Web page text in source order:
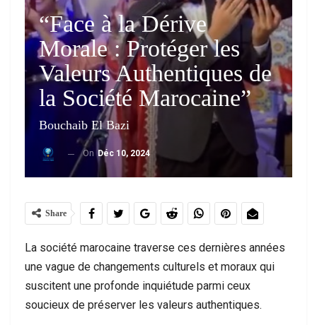
“Face à la Dérive
Morale : Protéger les
Valeurs Authentiques de
la Société Marocaine”
Bouchaib El Bazi
On Déc 10, 2024
Share
La société marocaine traverse ces dernières années
une vague de changements culturels et moraux qui
suscitent une profonde inquiétude parmi ceux
soucieux de préserver les valeurs authentiques.